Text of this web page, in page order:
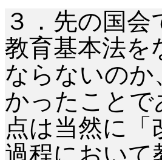
３．先の国
教育基本法を
ならないの
かったことで
点は当然に
過程において